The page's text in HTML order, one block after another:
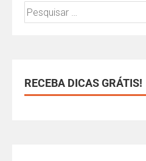
RECEBA DICAS GRÁTIS!